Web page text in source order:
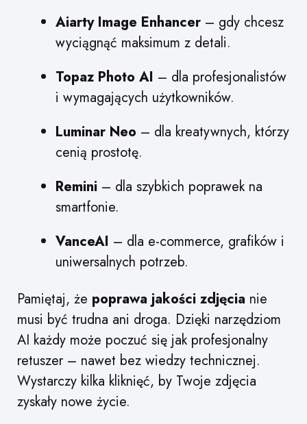
Aiarty Image Enhancer – gdy chcesz
wyciągnąć maksimum z detali.
Topaz Photo AI – dla profesjonalistów
i wymagających użytkowników.
Luminar Neo – dla kreatywnych, którzy
cenią prostotę.
Remini – dla szybkich poprawek na
smartfonie.
VanceAI – dla e-commerce, grafików i
uniwersalnych potrzeb.
Pamiętaj, że poprawa jakości zdjęcia nie
musi być trudna ani droga. Dzięki narzędziom
AI każdy może poczuć się jak profesjonalny
retuszer – nawet bez wiedzy technicznej.
Wystarczy kilka kliknięć, by Twoje zdjęcia
zyskały nowe życie.